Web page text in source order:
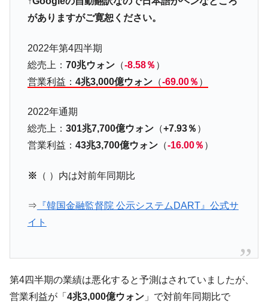
す」⇒「金を経由するドル入手」手段ではないのか？
『Money1』
韓国･外為取引量「1日当たり1,214.4億ド
い「50.5％」に上昇
『Money1』
韓国大統領府ボンクラ政策室長が告発され
『Money1』
韓国･警察職員が「丸刈りになって抗議活
動」
『Money1』
中国だけが鉄鋼輸出を異常増加させる ⇒ 中
国の過剰生産が世界を蝕む。
『Money1』
韓国製造業「半導体絶好調」のウラで他業
韓国型イージス搭載の次世代駆逐艦
「KDDX」1番艦、2032年竣工と公示
がありますがご寛恕ください。
2022年第4四半期
総売上： 70兆ウォン（-8.58％ ）
営業利益： 4兆3,000億ウォン（-69.00％ ）
2022年通期
総売上： 301兆7,700億ウォン（+7.93％ ）
営業利益： 43兆3,700億ウォン（-16.00％ ）
※ （ ）内は対前年同期比
⇒ 『韓国金融監督院 公示システムDART』公式サ
イト
第4四半期の業績は悪化すると予測はされていましたが、
営業利益が「 4兆3,000億ウォン 」で対前年同期比で